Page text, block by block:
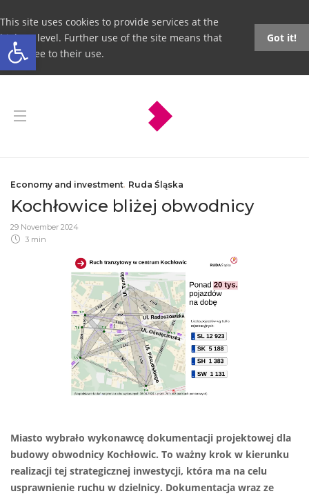
Open toolbar
This site uses cookies to provide services at the
highest level. Further use of the site means that
you agree to their use.
Got it!
Economy and investment, Ruda Śląska
Kochłowice bliżej obwodnicy
29 November 2024
3 min
Miasto wybrało wykonawcę dokumentacji projektowej dla
budowy obwodnicy Kochłowic. To ważny krok w kierunku
realizacji tej strategicznej inwestycji, która ma na celu
usprawnienie ruchu w dzielnicy. Dokumentacja wraz ze